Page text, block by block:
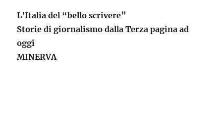
L’Italia del “bello scrivere”
Storie di giornalismo dalla Terza pagina ad
oggi
MINERVA